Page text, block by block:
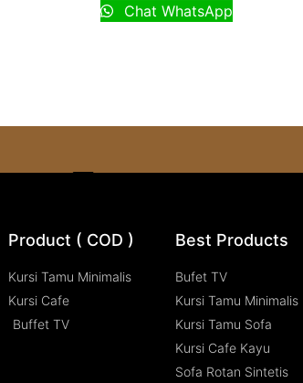
Chat WhatsApp
Product ( COD )
Kursi Tamu Minimalis
Kursi Cafe
Buffet TV
Best Products
Bufet TV
Kursi Tamu Minimalis
Kursi Tamu Sofa
Kursi Cafe Kayu
Sofa Rotan Sintetis